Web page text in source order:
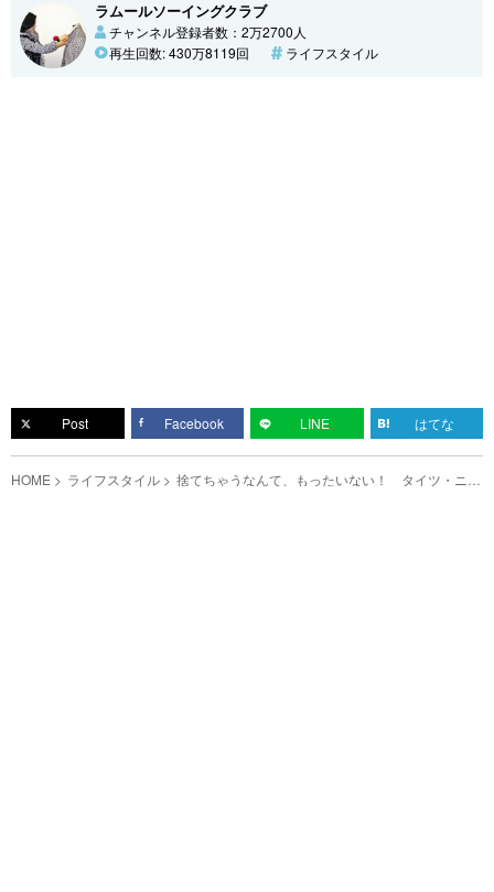
ラムールソーイングクラブ
チャンネル登録者数：2万2700人
再生回数: 430万8119回
ライフスタイル
Post Facebook LINE はてな
HOME ライフスタイル 捨てちゃうなんて、もったいない！ タイツ・ニッ
トに穴が空いた時はこう直す